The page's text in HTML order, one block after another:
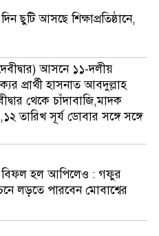
ছুটি আসছে শিক্ষাপ্রতিষ্ঠানে,
আসনে ১১-দলীয়
প্রার্থী হাসনাত আবদুল্লাহ
থেকে চাঁদাবাজি,মাদক
তারিখ সূর্য ডোবার সঙ্গে সঙ্গে
বিফল হল আপিলেও : গফুর
লড়তে পারবেন মোবাশ্বের